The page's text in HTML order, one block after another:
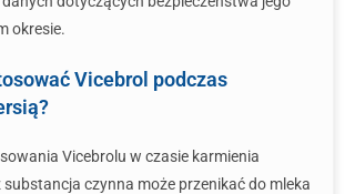
okresie.
Vicebrol podczas
Vicebrolu w czasie karmienia
substancja czynna może przenikać do mleka